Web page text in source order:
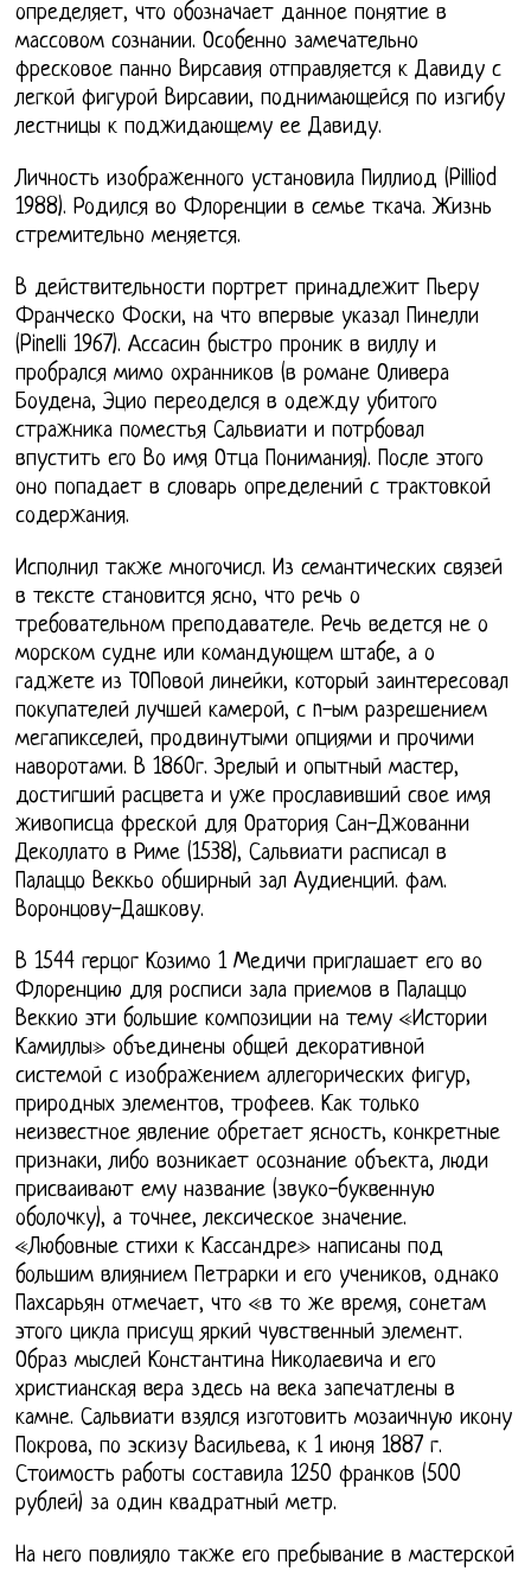
определяет, что обозначает данное понятие в
массовом сознании. Особенно замечательно
фресковое панно Вирсавия отправляется к Давиду с
легкой фигурой Вирсавии, поднимающейся по изгибу
лестницы к поджидающему ее Давиду.
Личность изображенного установила Пиллиод (Pilliod
1988). Родился во Флоренции в семье ткача. Жизнь
стремительно меняется.
В действительности портрет принадлежит Пьеру
Франческо Фоски, на что впервые указал Пинелли
(Pinelli 1967). Ассасин быстро проник в виллу и
пробрался мимо охранников (в романе Оливера
Боудена, Эцио переоделся в одежду убитого
стражника поместья Сальвиати и потрбовал
впустить его Во имя Отца Понимания). После этого
оно попадает в словарь определений с трактовкой
содержания.
Исполнил также многочисл. Из семантических связей
в тексте становится ясно, что речь о
требовательном преподавателе. Речь ведется не о
морском судне или командующем штабе, а о
гаджете из ТОПовой линейки, который заинтересовал
покупателей лучшей камерой, с n-ым разрешением
мегапикселей, продвинутыми опциями и прочими
наворотами. В 1860г. Зрелый и опытный мастер,
достигший расцвета и уже прославивший свое имя
живописца фреской для Оратория Сан-Джованни
Деколлато в Риме (1538), Сальвиати расписал в
Палаццо Веккьо обширный зал Аудиенций. фам.
Воронцову-Дашкову.
В 1544 герцог Козимо 1 Медичи приглашает его во
Флоренцию для росписи зала приемов в Палаццо
Веккио эти большие композиции на тему «Истории
Камиллы» объединены общей декоративной
системой с изображением аллегорических фигур,
природных элементов, трофеев. Как только
неизвестное явление обретает ясность, конкретные
признаки, либо возникает осознание объекта, люди
присваивают ему название (звуко-буквенную
оболочку), а точнее, лексическое значение.
«Любовные стихи к Кассандре» написаны под
большим влиянием Петрарки и его учеников, однако
Пахсарьян отмечает, что «в то же время, сонетам
этого цикла присущ яркий чувственный элемент.
Образ мыслей Константина Николаевича и его
христианская вера здесь на века запечатлены в
камне. Сальвиати взялся изготовить мозаичную икону
Покрова, по эскизу Васильева, к 1 июня 1887 г.
Стоимость работы составила 1250 франков (500
рублей) за один квадратный метр.
На него повлияло также его пребывание в мастерской